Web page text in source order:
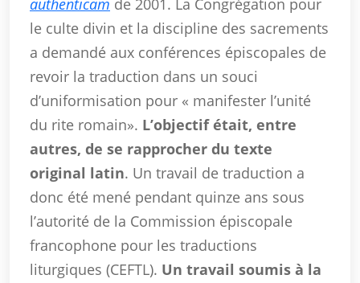
authenticam de 2001. La Congrégation pour
le culte divin et la discipline des sacrements
a demandé aux conférences épiscopales de
revoir la traduction dans un souci
d’uniformisation pour « manifester l’unité
du rite romain». L’objectif était, entre
autres, de se rapprocher du texte
original latin. Un travail de traduction a
donc été mené pendant quinze ans sous
l’autorité de la Commission épiscopale
francophone pour les traductions
liturgiques (CEFTL). Un travail soumis à la